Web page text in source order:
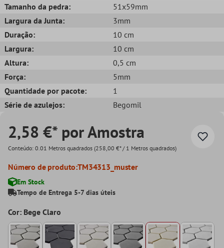
Tamanho da pedra:
51x59mm
Largura da Junta:
3mm
Duração:
10 cm
Largura:
10 cm
Altura:
0,5 cm
Força:
5mm
Quantidade por pacote:
1
Série de azulejos:
Begomil
2,58 €* por Amostra
Conteúdo: 0.01 Metros quadrados (258,00 €* / 1 Metros quadrados)
Número de produto:TM34313_muster
Em Stock
Tempo de Entrega 5-7 dias úteis
Cor: Bege Claro